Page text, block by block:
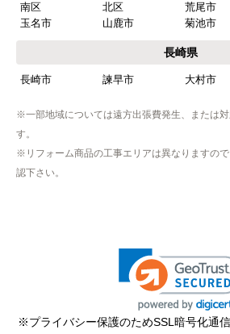
【その他感想・コメント】
工事は土曜日に申し込んだが、
たので、仕事を1日休まなければ
ショップからの連絡や対応は適切でし
予定の期日までに商品が届きましたか
はい
南区
北区 荒尾市
玉名市
山鹿市 菊池市
長崎県
長崎市 諫早市 大村市
※一部地域については遠方出張費発生、または
す。
※リフォーム商品の工事エリアは異なりますの
認下さい。
※プライバシー保護のためSSL暗号化通